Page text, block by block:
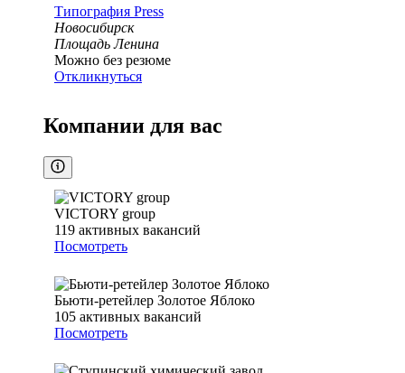
Типография Press
Новосибирск
Площадь Ленина
Можно без резюме
Откликнуться
Компании для вас
VICTORY group
119 активных вакансий
Посмотреть
Бьюти-ретейлер Золотое Яблоко
105 активных вакансий
Посмотреть